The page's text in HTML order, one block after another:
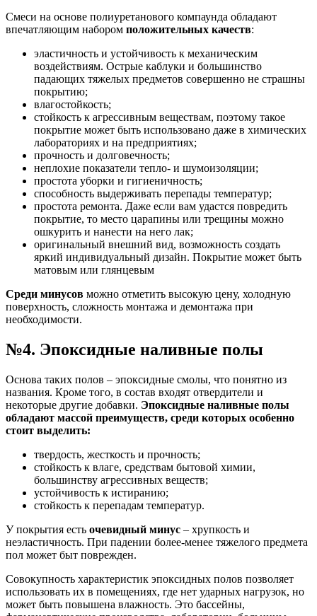
Смеси на основе полиуретанового компаунда обладают
впечатляющим набором положительных качеств:
эластичность и устойчивость к механическим
воздействиям. Острые каблуки и большинство
падающих тяжелых предметов совершенно не страшны
покрытию;
влагостойкость;
стойкость к агрессивным веществам, поэтому такое
покрытие может быть использовано даже в химических
лабораториях и на предприятиях;
прочность и долговечность;
неплохие показатели тепло- и шумоизоляции;
простота уборки и гигиеничность;
способность выдерживать перепады температур;
простота ремонта. Даже если вам удастся повредить
покрытие, то место царапины или трещины можно
ошкурить и нанести на него лак;
оригинальный внешний вид, возможность создать
яркий индивидуальный дизайн. Покрытие может быть
матовым или глянцевым
Среди минусов можно отметить высокую цену, холодную
поверхность, сложность монтажа и демонтажа при
необходимости.
№4. Эпоксидные наливные полы
Основа таких полов – эпоксидные смолы, что понятно из
названия. Кроме того, в состав входят отвердители и
некоторые другие добавки. Эпоксидные наливные полы
обладают массой преимуществ, среди которых особенно
стоит выделить:
твердость, жесткость и прочность;
стойкость к влаге, средствам бытовой химии,
большинству агрессивных веществ;
устойчивость к истиранию;
стойкость к перепадам температур.
У покрытия есть очевидный минус – хрупкость и
неэластичность. При падении более-менее тяжелого предмета
пол может быт поврежден.
Совокупность характеристик эпоксидных полов позволяет
использовать их в помещениях, где нет ударных нагрузок, но
может быть повышена влажность. Это бассейны,